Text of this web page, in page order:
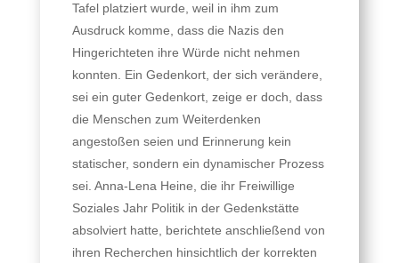
Tafel platziert wurde, weil in ihm zum
Ausdruck komme, dass die Nazis den
Hingerichteten ihre Würde nicht nehmen
konnten. Ein Gedenkort, der sich verändere,
sei ein guter Gedenkort, zeige er doch, dass
die Menschen zum Weiterdenken
angestoßen seien und Erinnerung kein
statischer, sondern ein dynamischer Prozess
sei. Anna-Lena Heine, die ihr Freiwillige
Soziales Jahr Politik in der Gedenkstätte
absolviert hatte, berichtete anschließend von
ihren Recherchen hinsichtlich der korrekten